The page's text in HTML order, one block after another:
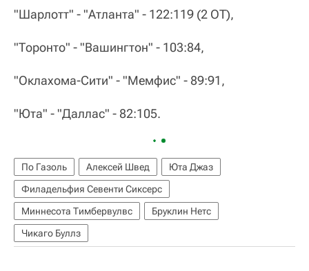
"Шарлотт" - "Атланта" - 122:119 (2 ОТ),
"Торонто" - "Вашингтон" - 103:84,
"Оклахома-Сити" - "Мемфис" - 89:91,
"Юта" - "Даллас" - 82:105.
По Газоль Алексей Швед
Юта Джаз
Филадельфия Севенти Сиксерс
Миннесота Тимбервулвс
Бруклин Нетс
Чикаго Буллз